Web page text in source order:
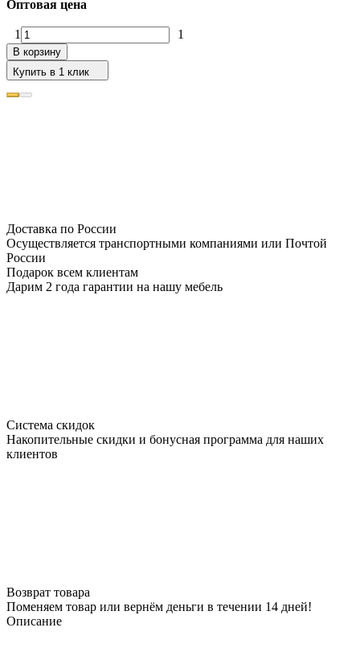
Оптовая цена
1 1
В корзину
Купить в 1 клик
Доставка по России
Осуществляется транспортными компаниями или Почтой
России
Подарок всем клиентам
Дарим 2 года гарантии на нашу мебель
Система скидок
Накопительные скидки и бонусная программа для наших
клиентов
Возврат товара
Поменяем товар или вернём деньги в течении 14 дней!
Описание